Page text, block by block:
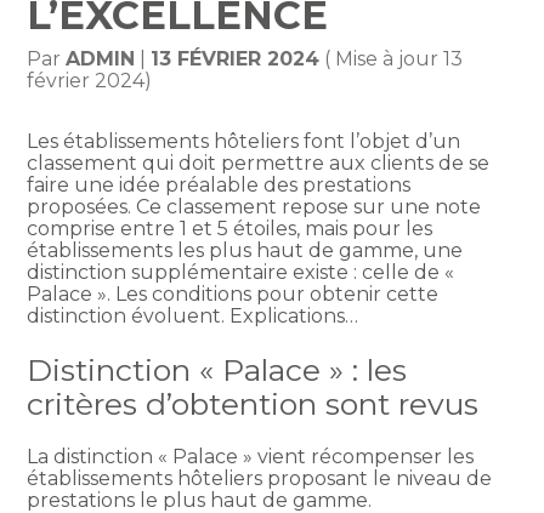
L’EXCELLENCE
ParADMIN 13 FÉVRIER 2024 ( Mise à jour 13
février 2024)
Les établissements hôteliers font l’objet d’un
classement qui doit permettre aux clients de se
faire une idée préalable des prestations
proposées. Ce classement repose sur une note
comprise entre 1 et 5 étoiles, mais pour les
établissements les plus haut de gamme, une
distinction supplémentaire existe : celle de «
Palace ». Les conditions pour obtenir cette
distinction évoluent. Explications…
Distinction « Palace » : les
critères d’obtention sont revus
La distinction « Palace » vient récompenser les
établissements hôteliers proposant le niveau de
prestations le plus haut de gamme.